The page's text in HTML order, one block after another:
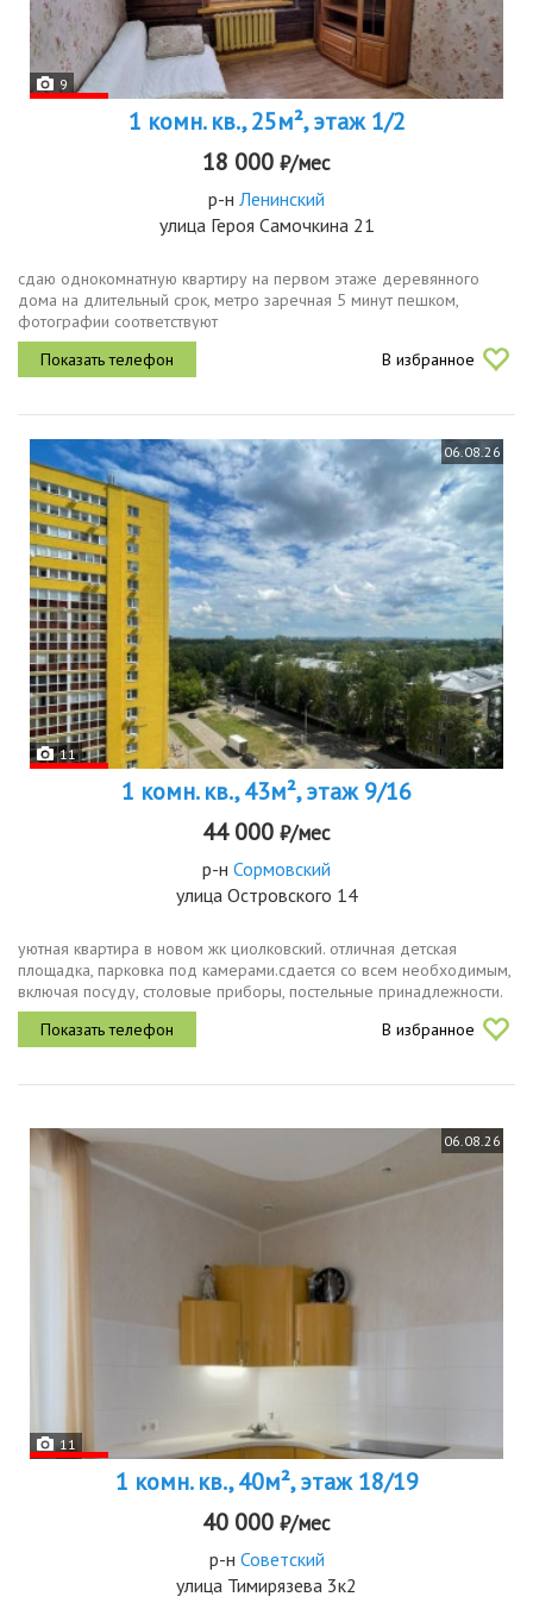
9
1 комн. кв., 25м², этаж 1/2
18 000 ₽/мес
р-н Ленинский
улица Героя Самочкина 21
сдаю однокомнатную квартиру на первом этаже деревянного
дома на длительный срок, метро заречная 5 минут пешком,
фотографии соответствуют
В избранное
06.08.26
11
1 комн. кв., 43м², этаж 9/16
44 000 ₽/мес
р-н Сормовский
улица Островского 14
уютная квартира в новом жк циолковский. отличная детская
площадка, парковка под камерами.сдается со всем необходимым,
включая посуду, столовые приборы, постельные принадлежности.
идеально подойдет для 12 человек. только для некурящих строго
без...
В избранное
06.08.26
11
1 комн. кв., 40м², этаж 18/19
40 000 ₽/мес
р-н Советский
улица Тимирязева 3к2